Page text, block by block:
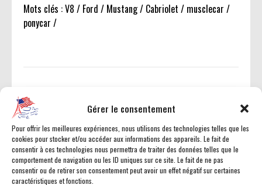
Gérer le consentement
Pour offrir les meilleures expériences, nous utilisons des technologies telles que les
cookies pour stocker et/ou accéder aux informations des appareils. Le fait de
consentir à ces technologies nous permettra de traiter des données telles que le
comportement de navigation ou les ID uniques sur ce site. Le fait de ne pas
consentir ou de retirer son consentement peut avoir un effet négatif sur certaines
caractéristiques et fonctions.
Mots clés : V8 / Ford / Mustang / Cabriolet / musclecar /
ponycar /
Cliquez pour accepter les cookies
marketing et activer ce contenu